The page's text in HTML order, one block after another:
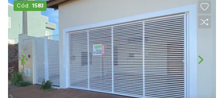
Cód. 1583